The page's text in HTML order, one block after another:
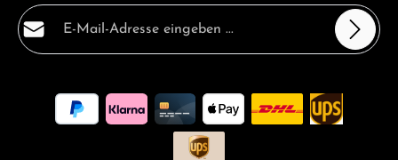
E-Mail-Adresse*
Ich habe die
Datenschutzbestimmungen
zur Kenntnis
genommen und dieAGBgelesen und bin mit ihnen
Pflichtfelder.